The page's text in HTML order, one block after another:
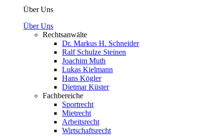
Über Uns
Über Uns
Rechtsanwälte
Dr. Markus H. Schneider
Ralf Schulze Steinen
Joachim Muth
Lukas Kielmann
Hans Kögler
Dietmar Küster
Fachbereiche
Sportrecht
Mietrecht
Arbeitsrecht
Wirtschaftsrecht